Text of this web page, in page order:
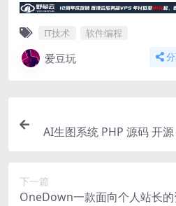
IT技术 软件编程
爱豆玩
AI生图系统 PHP 源码 开
下一篇
OneDown一款面向个人站长